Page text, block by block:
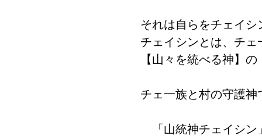
それは自らをチェイ
チェイシンとは、チ
【山々を統べる神】
チェ一族と村の守護神
「山統神チェイシン